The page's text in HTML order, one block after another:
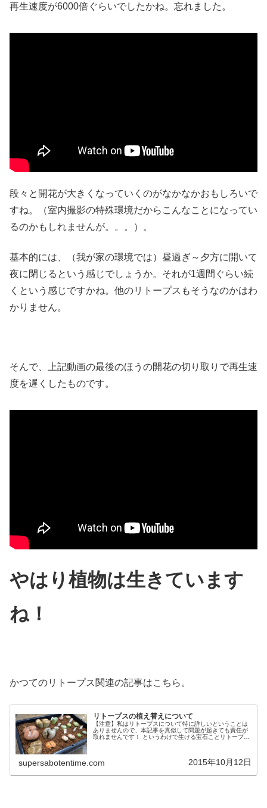
再生速度が6000倍ぐらいでしたかね。忘れました。
段々と開花が大きくなっていくのがなかなかおもしろいで
すね。（室内撮影の特殊環境だからこんなことになってい
るのかもしれませんが。。。）。
基本的には、（我が家の環境では）昼過ぎ～夕方に開いて
夜に閉じるという感じでしょうか。それが1週間ぐらい続
くという感じですかね。他のリトープスもそうなのかはわ
かりません。
そんで、上記動画の最後のほうの開花の切り取りで再生速
度を遅くしたものです。
やはり植物は生きています
ね！
かつてのリトープス関連の記事はこちら。
リトープスの植え替えについて
【注意】私はリトープスについて特に詳しいということは
ありませんので、本記事を真似して問題が起きても責任が
取れませんです！ というわけで生ける宝石ことリトープス
supersabotentime.com 2015年10月12日